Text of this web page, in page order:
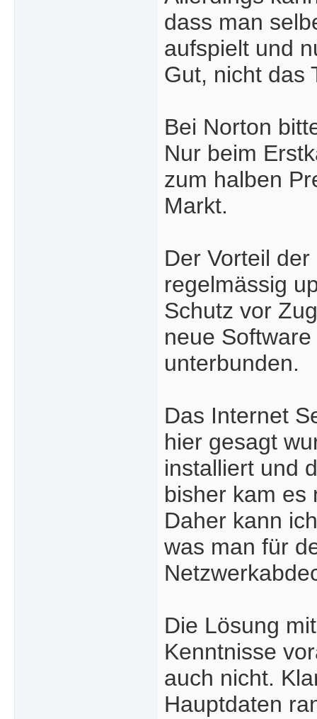
dass man
aufspielt und
Gut, nicht das
Bei Norton
Nur beim
zum halben
Markt.
Der Vorteil
regelmässig
Schutz vor
neue
unterbunden.
Das Internet
hier gesagt
installiert und
bisher kam es
Daher kann
was man für
Die Lösung
Kenntnisse
auch nicht.
Hauptdaten